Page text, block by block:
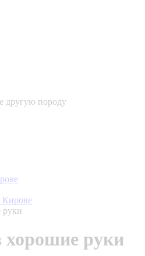
другую породу
Кирове
руки
хорошие руки